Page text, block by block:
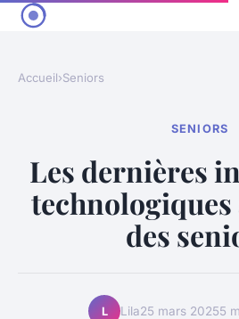
Accueil›Seniors
SENIORS
Les dernières
technologiques
des
L Lila25 mars 20255